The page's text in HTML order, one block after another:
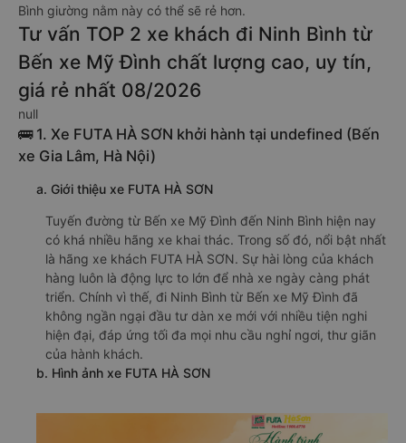
Bình giường nằm này có thể sẽ rẻ hơn.
Tư vấn TOP 2 xe khách đi Ninh Bình từ
Bến xe Mỹ Đình chất lượng cao, uy tín,
giá rẻ nhất 08/2026
null
🚌 1. Xe FUTA HÀ SƠN khởi hành tại undefined (Bến
xe Gia Lâm, Hà Nội)
a. Giới thiệu xe FUTA HÀ SƠN
Tuyến đường từ Bến xe Mỹ Đình đến Ninh Bình hiện nay
có khá nhiều hãng xe khai thác. Trong số đó, nổi bật nhất
là hãng xe khách FUTA HÀ SƠN. Sự hài lòng của khách
hàng luôn là động lực to lớn để nhà xe ngày càng phát
triển. Chính vì thế, đi Ninh Bình từ Bến xe Mỹ Đình đã
không ngần ngại đầu tư dàn xe mới với nhiều tiện nghi
hiện đại, đáp ứng tối đa mọi nhu cầu nghỉ ngơi, thư giãn
của hành khách.
b. Hình ảnh xe FUTA HÀ SƠN